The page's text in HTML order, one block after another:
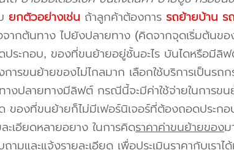
ยกตัวอย่างเช่น ถ้าลูกค้าต้องการ รถย้ายบ้าน ร
จากต้นทาง ไปยังปลายทาง (คิดจากจุดเริ่มต้น
ประกอบ, ของที่ขนย้ายอยู่ชั้นอะไร บันไดหรือมีลิ
การขนย้ายของไม่ไกลมาก เลือกใช้บริการเป็นร
างปลายทางมีลิฟต์ กรณีนี้จะมีค่าใช้จ่ายในการข
ของที่ขนย้ายก็ไม่มีเฟอร์นิเจอร์ที่ต้องถอดประกอ
ะเอียดหลายอยาง ในการคิดราคาค่าขนย้ายของม
ามและแจ้งรายละเอียด เพื่อประเมินราคากับเร